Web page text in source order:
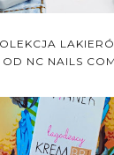
NC NAILS